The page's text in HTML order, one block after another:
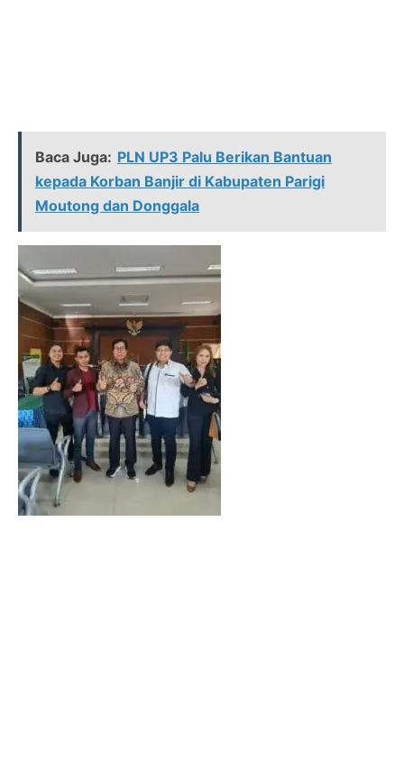
Baca Juga: PLN UP3 Palu Berikan Bantuan
kepada Korban Banjir di Kabupaten Parigi
Moutong dan Donggala